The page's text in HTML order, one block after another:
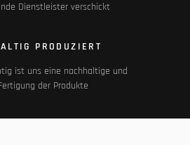
Dienstleister verschickt
PRODUZIERT
ist uns eine nachhaltige und
der Produkte